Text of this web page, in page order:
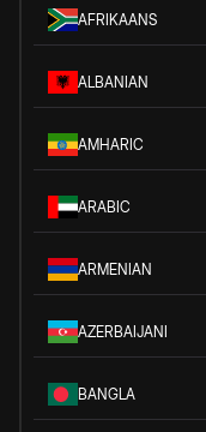
AFRIKAANS
ALBANIAN
AMHARIC
ARABIC
ARMENIAN
AZERBAIJANI
BANGLA